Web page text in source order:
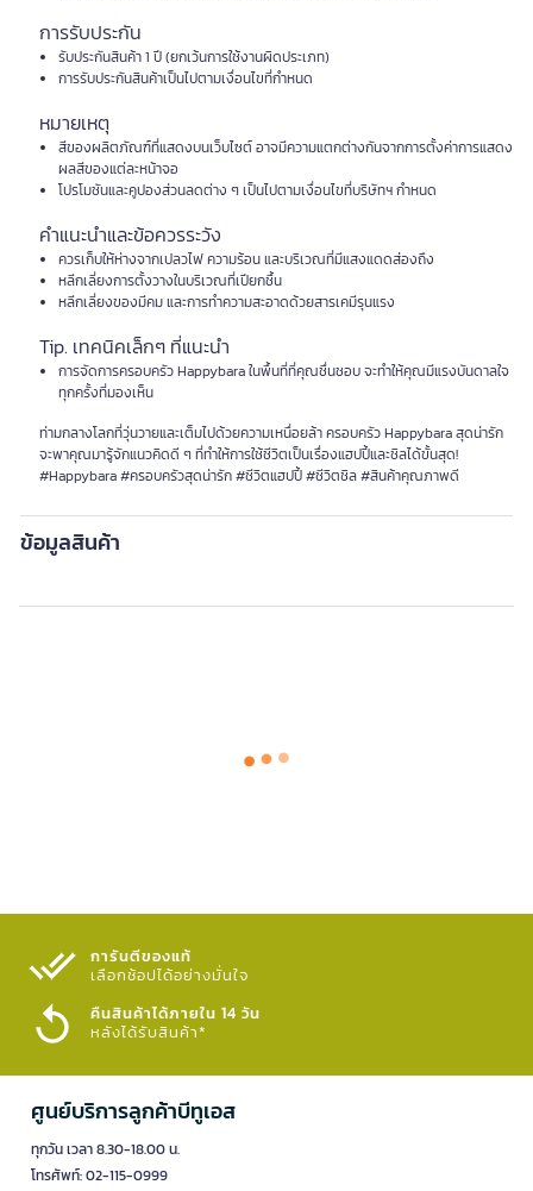
การรับประกัน
รับประกันสินค้า 1 ปี (ยกเว้นการใช้งานผิดประเภท)
การรับประกันสินค้าเป็นไปตามเงื่อนไขที่กำหนด
หมายเหตุ
สีของผลิตภัณฑ์ที่แสดงบนเว็บไซต์ อาจมีความแตกต่างกันจากการตั้งค่าการแสดง
ผลสีของแต่ละหน้าจอ
โปรโมชันและคูปองส่วนลดต่าง ๆ เป็นไปตามเงื่อนไขที่บริษัทฯ กำหนด
คำแนะนำและข้อควรระวัง
ควรเก็บให้ห่างจากเปลวไฟ ความร้อน และบริเวณที่มีแสงแดดส่องถึง
หลีกเลี่ยงการตั้งวางในบริเวณที่เปียกชื้น
หลีกเลี่ยงของมีคม และการทำความสะอาดด้วยสารเคมีรุนแรง
Tip. เทคนิคเล็กๆ ที่แนะนำ
การจัดการครอบครัว Happybara ในพื้นที่ที่คุณชื่นชอบ จะทำให้คุณมีแรงบันดาลใจ
ทุกครั้งที่มองเห็น
ท่ามกลางโลกที่วุ่นวายและเต็มไปด้วยความเหนื่อยล้า ครอบครัว Happybara สุดน่ารัก
จะพาคุณมารู้จักแนวคิดดี ๆ ที่ทำให้การใช้ชีวิตเป็นเรื่องแฮปปี้และชิลได้ขั้นสุด!
#Happybara #ครอบครัวสุดน่ารัก #ชีวิตแฮปปี้ #ชีวิตชิล #สินค้าคุณภาพดี
ข้อมูลสินค้า
การันตีของแท้
เลือกช้อปได้อย่างมั่นใจ​
คืนสินค้าได้ภายใน 14 วัน
หลังได้รับสินค้า*
ศูนย์บริการลูกค้าบีทูเอส
ทุกวัน เวลา 8.30-18.00 น.
โทรศัพท์: 02-115-0999